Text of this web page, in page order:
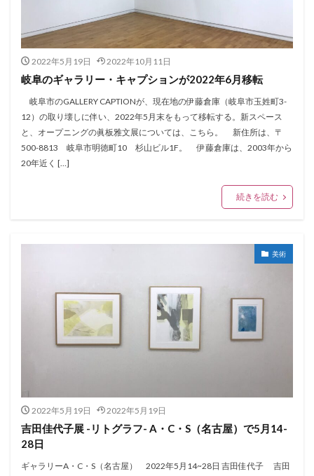
2022年5月19日 2022年10月11日
岐阜のギャラリー・キャプションが2022年6月移転
岐阜市のGALLERY CAPTIONが、現在地の伊藤倉庫（岐阜市玉姓町3-
12）の取り壊しに伴い、2022年5月末をもって移転する。新スペース
と、オープニングの眞板雅文展については、こちら。 新住所は、〒
500-8813 岐阜市明徳町10 杉山ビル1F。 伊藤倉庫は、2003年から
20年近く […]
続きを読む
美術
2022年5月19日 2022年5月19日
吉田佳代子展 -リトグラフ- A・C・S（名古屋）で5月14-
28日
ギャラリーA・C・S（名古屋） 2022年5月14~28日 吉田佳代子 吉田